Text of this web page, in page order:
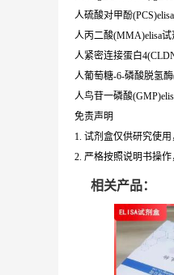
人硫酸对甲酚
人丙二酸(MMA)elisa试
人紧密连接蛋白
人葡萄糖-6-磷酸脱氢
人鸟苷一磷酸
免责声明
1. 试剂盒仅供研究使
2. 严格按照说明书操
相关产品：